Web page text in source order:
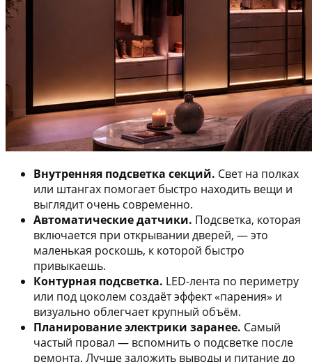
Внутренняя подсветка секций. Свет на полках
или штангах помогает быстро находить вещи и
выглядит очень современно.
Автоматические датчики. Подсветка, которая
включается при открывании дверей, — это
маленькая роскошь, к которой быстро
привыкаешь.
Контурная подсветка. LED-лента по периметру
или под цоколем создаёт эффект «парения» и
визуально облегчает крупный объём.
Планирование электрики заранее. Самый
частый провал — вспомнить о подсветке после
ремонта. Лучше заложить выводы и питание до